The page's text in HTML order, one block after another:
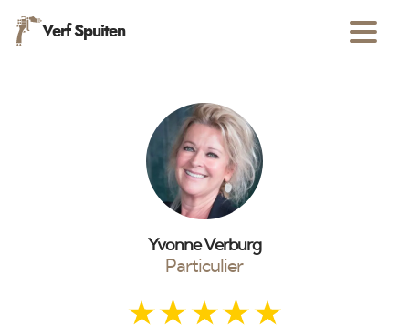
Verf Spuiten
Yvonne Verburg
Particulier